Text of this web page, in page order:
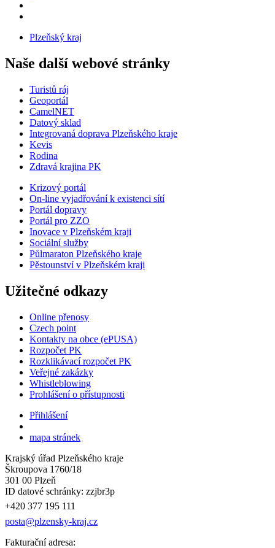
Plzeňský kraj
Naše další webové stránky
Turistů ráj
Geoportál
CamelNET
Datový sklad
Integrovaná doprava Plzeňského kraje
Kevis
Rodina
Zdravá krajina PK
Krizový portál
On-line vyjadřování k existenci sítí
Portál dopravy
Portál pro ZZO
Inovace v Plzeňském kraji
Sociální služby
Půlmaraton Plzeňského kraje
Pěstounství v Plzeňském kraji
Užitečné odkazy
Online přenosy
Czech point
Kontakty na obce (ePUSA)
Rozpočet PK
Rozklikávací rozpočet PK
Veřejné zakázky
Whistleblowing
Prohlášení o přístupnosti
Přihlášení
mapa stránek
Krajský úřad Plzeňského kraje
Škroupova 1760/18
301 00 Plzeň
ID datové schránky: zzjbr3p
+420 377 195 111
posta@plzensky-kraj.cz
Fakturační adresa: